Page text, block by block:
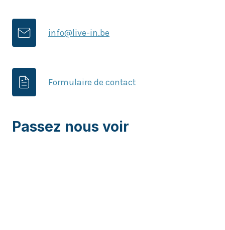
info@live-in.be
Formulaire de contact
Passez nous voir